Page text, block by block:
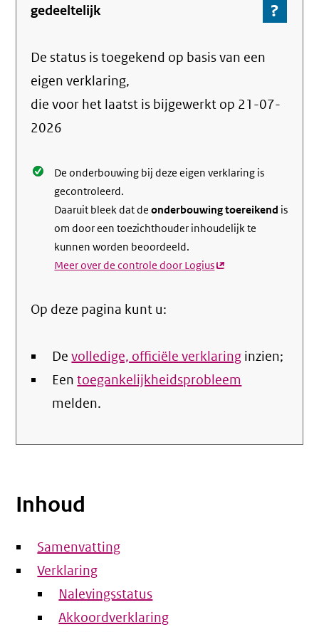
gedeeltelijk
?
Ga
over
De status is toegekend op basis van een
eigen verklaring,
die voor het laatst is bijgewerkt op 21-07-
2026
De onderbouwing bij deze eigen verklaring is
gecontroleerd.
Daaruit bleek dat deonderbouwing toereikend is
om door een toezichthouder inhoudelijk te
kunnen worden beoordeeld.
Meer over de controle door Logius(externe
Op deze pagina kunt u:
Devolledige, officiële verklaring inzien;
Eentoegankelijkheidsprobleem
melden.
Inhoud
Samenvatting
Verklaring
Nalevingsstatus
Akkoordverklaring